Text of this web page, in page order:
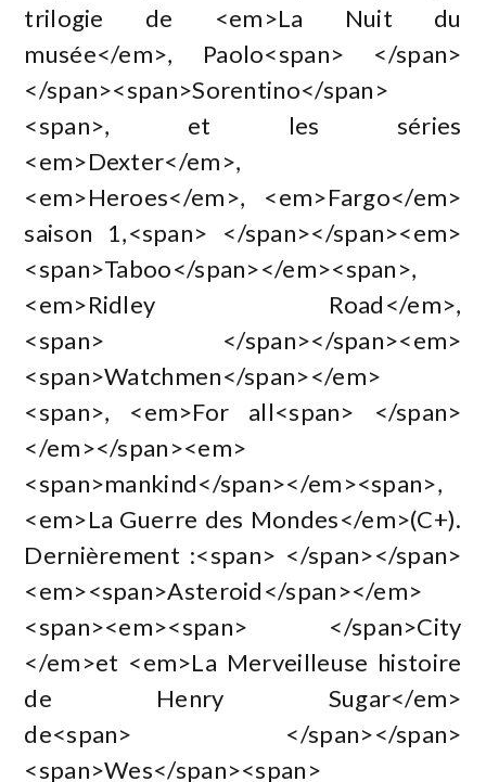
trilogie de <em>La Nuit du
musée</em>, Paolo<span> </span>
</span><span>Sorentino</span>
<span>, et les séries
<em>Dexter</em>,
<em>Heroes</em>, <em>Fargo</em>
saison 1,<span> </span></span><em>
<span>Taboo</span></em><span>,
<em>Ridley Road</em>,
<span> </span></span><em>
<span>Watchmen</span></em>
<span>, <em>For all<span> </span>
</em></span><em>
<span>mankind</span></em><span>,
<em>La Guerre des Mondes</em>(C+).
Dernièrement :<span> </span></span>
<em><span>Asteroid</span></em>
<span><em><span> </span>City
</em>et <em>La Merveilleuse histoire
de Henry Sugar</em>
de<span> </span></span>
<span>Wes</span><span>